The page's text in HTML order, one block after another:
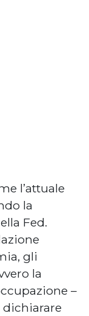
l’attuale
la
Fed.
gli
la
–